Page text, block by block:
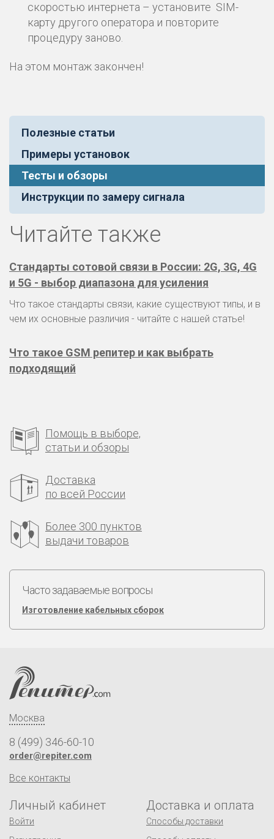
скоростью интернета – установите SIM-
карту другого оператора и повторите
процедуру заново.
На этом монтаж закончен!
Полезные статьи
Примеры установок
Тесты и обзоры
Инструкции по замеру сигнала
Читайте также
Стандарты сотовой связи в России: 2G, 3G, 4G
и 5G - выбор диапазона для усиления
Что такое стандарты связи, какие существуют типы, и в
чем их основные различия - читайте с нашей статье!
Что такое GSM репитер и как выбрать
подходящий
Помощь в выборе,
статьи и обзоры
Доставка
по всей России
Более 300 пунктов
выдачи товаров
Часто задаваемые вопросы
Изготовление кабельных сборок
Москва
8 (499) 346-60-10
order@repiter.com
Все контакты
Личный кабинет
Войти
Доставка и оплата
Способы доставки